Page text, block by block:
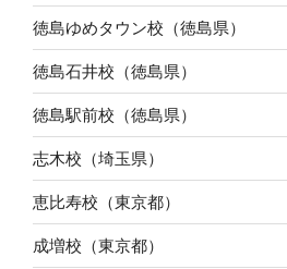
徳島ゆめタウン校（徳島県）
徳島石井校（徳島県）
徳島駅前校（徳島県）
志木校（埼玉県）
恵比寿校（東京都）
成増校（東京都）